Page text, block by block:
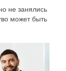
не занялись
может быть